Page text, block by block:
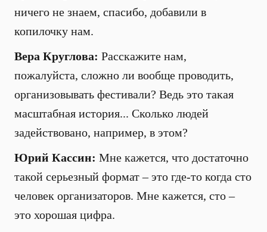
ничего не знаем, спасибо, добавили в
копилочку нам.
Вера Круглова: Расскажите нам,
пожалуйста, сложно ли вообще проводить,
организовывать фестивали? Ведь это такая
масштабная история... Сколько людей
задействовано, например, в этом?
Юрий Кассин: Мне кажется, что достаточно
такой серьезный формат – это где-то когда сто
человек организаторов. Мне кажется, сто –
это хорошая цифра.